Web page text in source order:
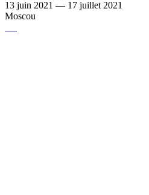
13 juin 2021 — 17 juillet 2021
Moscou